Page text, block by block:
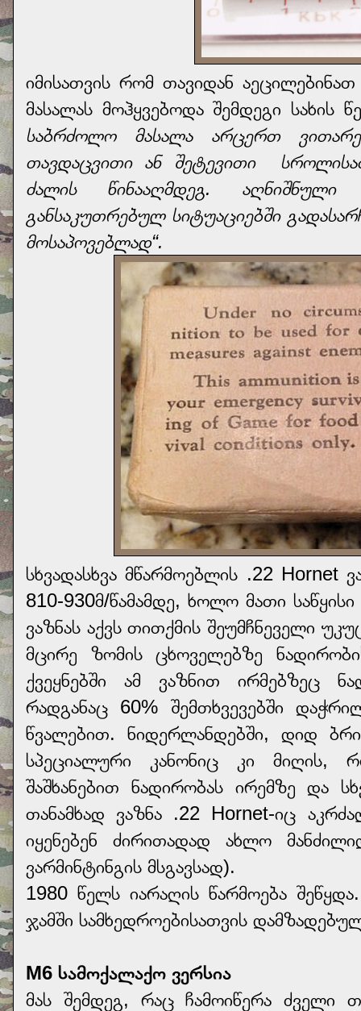
იმისათვის რომ თავიდან
მასალას მოჰყვებოდა შემდეგი
საბრძოლო მასალა არცერთ
თავდაცვითი ან შეტევითი
ძალის წინააღმდეგ.
განსაკუთრებულ სიტუაციებში
მოსაპოვებლად“.
სხვადასხვა მწარმოებლის .22 Hornet
810-930მ/წამამდე, ხოლო მათი
ვაზნას აქვს თითქმის შეუმჩნეველი
მცირე ზომის ცხოველებზე
ქვეყნებში ამ ვაზნით ირმებზეც
რადგანაც 60% შემთხვევებში
წვალებით. ნიდერლანდებში, დიდ
სპეციალური კანონიც კი მიღის,
შაშხანებით ნადირობას ირემზე და
თანამხად ვაზნა .22 Hornet-იც
იყენებენ ძირითადად ახლო
ვარმინტინგის მსგავსად).
1980 წელს იარაღის წარმოება
ჯამში სამხედროებისათვის
M6 სამოქალაქო ვერსია
მას შემდეგ, რაც ჩამოიწერა ძველი